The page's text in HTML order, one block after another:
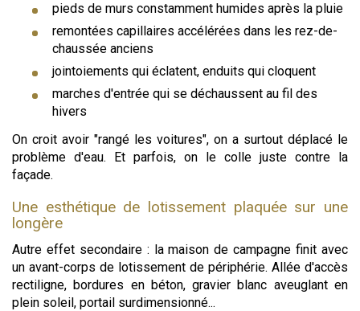
pieds de murs constamment humides après la pluie
remontées capillaires accélérées dans les rez-de-
chaussée anciens
jointoiements qui éclatent, enduits qui cloquent
marches d'entrée qui se déchaussent au fil des
hivers
On croit avoir "rangé les voitures", on a surtout déplacé le
problème d'eau. Et parfois, on le colle juste contre la
façade.
Une esthétique de lotissement plaquée sur une
longère
Autre effet secondaire : la maison de campagne finit avec
un avant-corps de lotissement de périphérie. Allée d'accès
rectiligne, bordures en béton, gravier blanc aveuglant en
plein soleil, portail surdimensionné...